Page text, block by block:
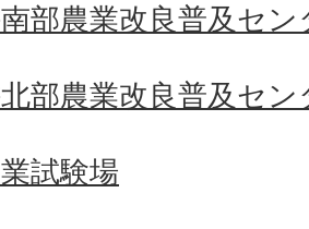
部農業改良普及セン
部農業改良普及セン
試験場